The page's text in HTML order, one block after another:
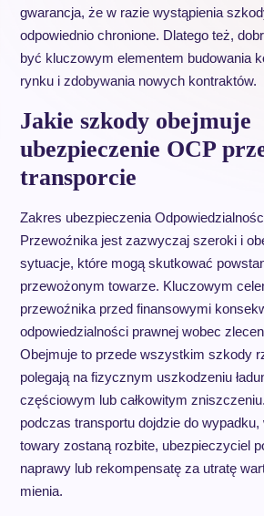
gwarancja, że w razie wystąpienia
odpowiednio chronione. Dlatego też,
być kluczowym elementem budowania
rynku i zdobywania nowych kontraktów.
Jakie szkody obejmuje
ubezpieczenie OCP
transporcie
Zakres ubezpieczenia
Przewoźnika jest zazwyczaj szeroki i
sytuacje, które mogą skutkować
przewożonym towarze. Kluczowym
przewoźnika przed finansowymi
odpowiedzialności prawnej wobec
Obejmuje to przede wszystkim szkody
polegają na fizycznym uszkodzeniu
częściowym lub całkowitym
podczas transportu dojdzie do
towary zostaną rozbite, ubezpieczyciel
naprawy lub rekompensatę za utratę
mienia.